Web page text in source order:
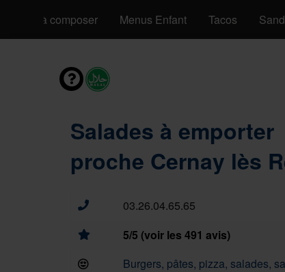
Pizzas à composer Menus Enfant Tacos
Salades à emporter
proche Cernay lès
03.26.04.65.65
5/5 (voir les 491 avis)
Burgers, pâtes, pizza, salades,